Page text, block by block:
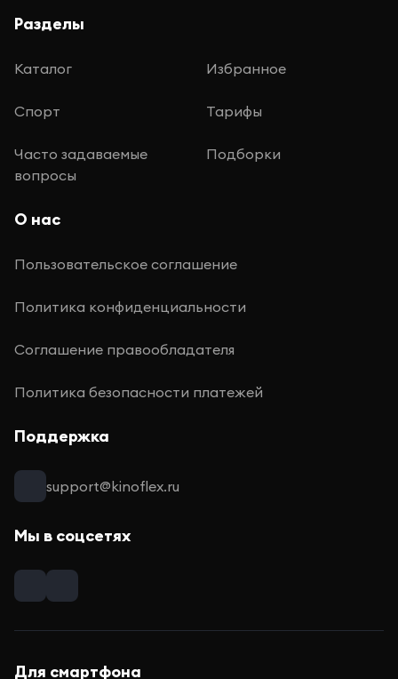
Разделы
Каталог Избранное
Спорт Тарифы
Часто задаваемые
вопросы
Подборки
О нас
Пользовательское соглашение
Политика конфиденциальности
Соглашение правообладателя
Политика безопасности платежей
Поддержка
support@kinoflex.ru
Мы в соцсетях
Для смартфона